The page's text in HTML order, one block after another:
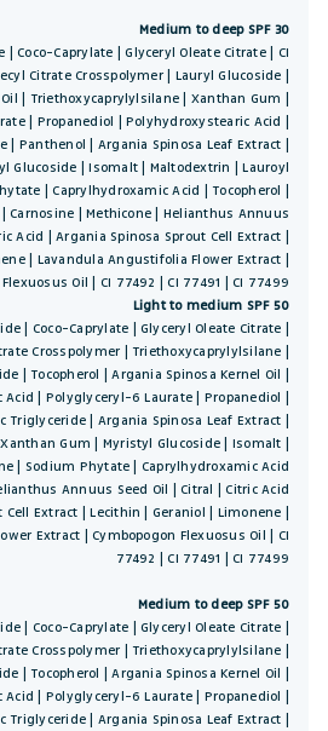
Medium to deep SPF 30
| Coco-Caprylate | Glyceryl Oleate Citrate | CI
Citrate Crosspolymer | Lauryl Glucoside |
| Triethoxycaprylylsilane | Xanthan Gum |
| Propanediol | Polyhydroxystearic Acid |
| Panthenol | Argania Spinosa Leaf Extract |
Glucoside | Isomalt | Maltodextrin | Lauroyl
| Caprylhydroxamic Acid | Tocopherol |
Carnosine | Methicone | Helianthus Annuus
Acid | Argania Spinosa Sprout Cell Extract |
| Lavandula Angustifolia Flower Extract |
Oil | CI 77492 | CI 77491 | CI 77499.
Light to medium SPF 50
| Coco-Caprylate | Glyceryl Oleate Citrate |
Crosspolymer | Triethoxycaprylylsilane |
| Tocopherol | Argania Spinosa Kernel Oil |
| Polyglyceryl-6 Laurate | Propanediol |
Triglyceride | Argania Spinosa Leaf Extract |
Gum | Myristyl Glucoside | Isomalt |
| Sodium Phytate | Caprylhydroxamic Acid
Annuus Seed Oil | Citral | Citric Acid
Cell Extract | Lecithin | Geraniol | Limonene |
Extract | Cymbopogon Flexuosus Oil | CI
77492 | CI 77491 | CI 77499
Medium to deep SPF 50
| Coco-Caprylate | Glyceryl Oleate Citrate |
Crosspolymer | Triethoxycaprylylsilane |
| Tocopherol | Argania Spinosa Kernel Oil |
| Polyglyceryl-6 Laurate | Propanediol |
Triglyceride | Argania Spinosa Leaf Extract |